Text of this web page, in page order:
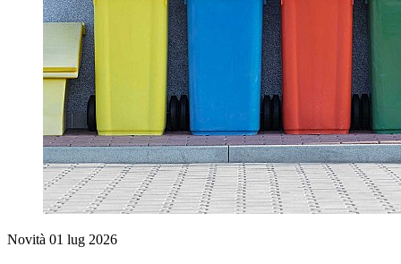
Novità 01 lug 2026